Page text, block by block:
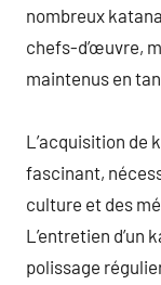
nombreux
chefs-d’œuvre,
maintenus en
L’acquisition de
fascinant,
culture et des
L’entretien d’un
polissage